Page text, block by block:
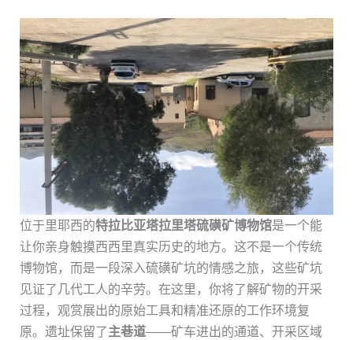
位于里耶西的特拉比亚塔拉里塔硫磺矿博物馆是一个能
让你亲身触摸西西里真实历史的地方。这不是一个传统
博物馆，而是一段深入硫磺矿坑的情感之旅，这些矿坑
见证了几代工人的辛劳。在这里，你将了解矿物的开采
过程，观赏展出的原始工具和精准还原的工作环境复
原。遗址保留了主巷道——矿车进出的通道、开采区域